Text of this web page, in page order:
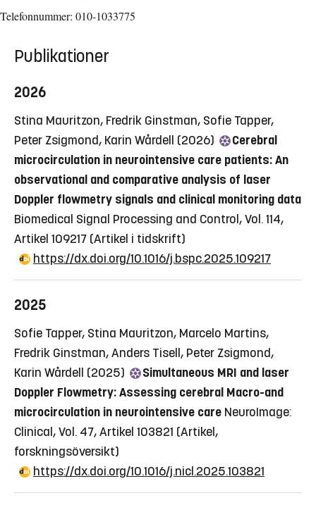
Telefonnummer: 010-1033775
Publikationer
2026
Stina Mauritzon, Fredrik Ginstman, Sofie Tapper,
Peter Zsigmond, Karin Wårdell (2026)
Cerebral
microcirculation in neurointensive care patients: An
observational and comparative analysis of laser
Doppler flowmetry signals and clinical monitoring data
Biomedical Signal Processing and Control, Vol. 114,
Artikel 109217 (Artikel i tidskrift)
https://dx.doi.org/10.1016/j.bspc.2025.109217
2025
Sofie Tapper, Stina Mauritzon, Marcelo Martins,
Fredrik Ginstman, Anders Tisell, Peter Zsigmond,
Karin Wårdell (2025)
Simultaneous MRI and laser
Doppler Flowmetry: Assessing cerebral Macro-and
microcirculation in neurointensive care NeuroImage:
Clinical, Vol. 47, Artikel 103821 (Artikel,
forskningsöversikt)
https://dx.doi.org/10.1016/j.nicl.2025.103821